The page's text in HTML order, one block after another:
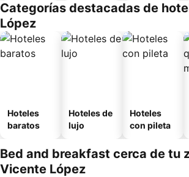
Categorías destacadas de
López
Hoteles
baratos
Hoteles de
lujo
Hoteles
con pileta
Bed and breakfast cerca de tu
Vicente López